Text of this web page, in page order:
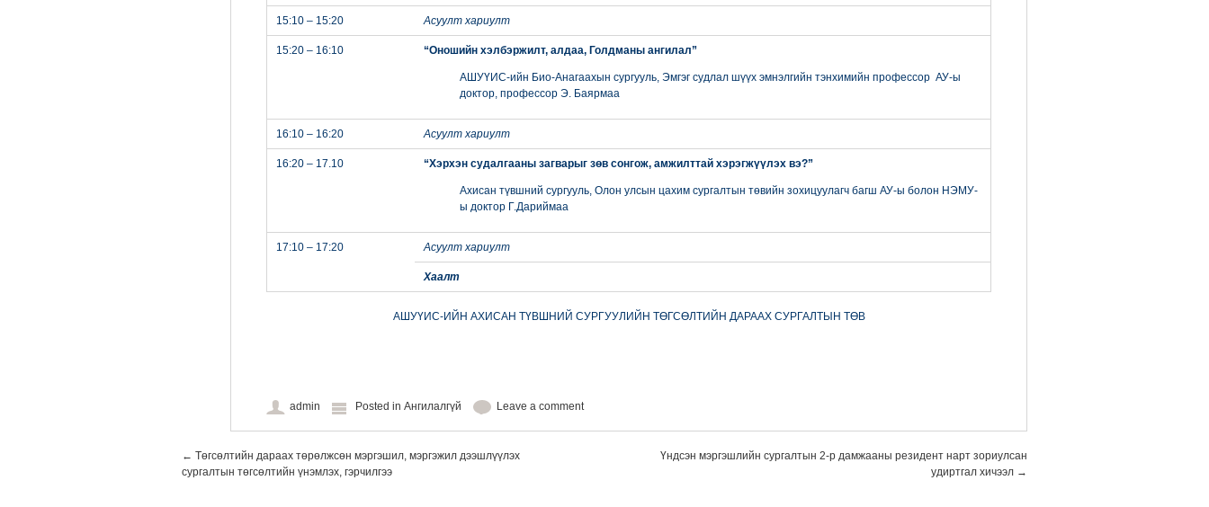
15:10 – 15:20 Асуулт хариулт
15:20 – 16:10 “Оношийн хэлбэржилт, алдаа, Голдманы ангилал”
АШУҮИС-ийн Био-Анагаахын сургууль, Эмгэг судлал шүүх эмнэлгийн тэнхимийн профессор АУ-ы
доктор, профессор Э. Баярмаа
16:10 – 16:20 Асуулт хариулт
16:20 – 17.10 “Хэрхэн судалгааны загварыг зөв сонгож, амжилттай хэрэгжүүлэх вэ?”
Ахисан түвшний сургууль, Олон улсын цахим сургалтын төвийн зохицуулагч багш АУ-ы болон НЭМУ-
ы доктор Г.Дариймаа
17:10 – 17:20 Асуулт хариулт
Хаалт
АШУҮИС-ИЙН АХИСАН ТҮВШНИЙ СУРГУУЛИЙН ТӨГСӨЛТИЙН ДАРААХ СУРГАЛТЫН ТӨВ
admin Posted in Ангилалгүй Leave a comment
Post navigation
← Төгсөлтийн дараах төрөлжсөн мэргэшил, мэргэжил дээшлүүлэх
сургалтын төгсөлтийн үнэмлэх, гэрчилгээ
Үндсэн мэргэшлийн сургалтын 2-р дамжааны резидент нарт зориулсан
удиртгал хичээл →